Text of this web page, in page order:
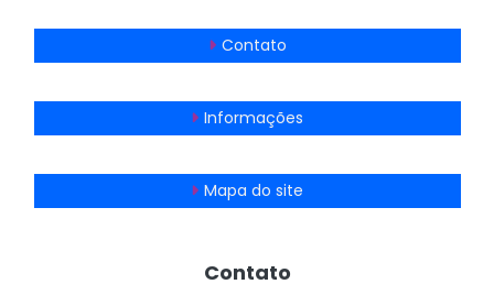
Contato
Informações
Mapa do site
Contato